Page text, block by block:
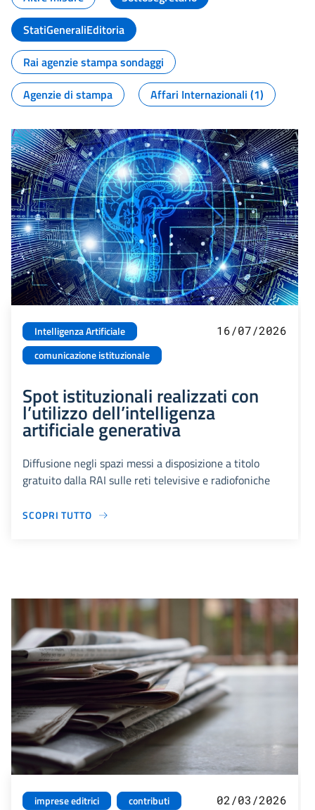
StatiGeneraliEditoria
Rai agenzie stampa sondaggi
Agenzie di stampa
Affari Internazionali (1)
Intelligenza Artificiale
comunicazione istituzionale
16/07/2026
Spot istituzionali realizzati con
l’utilizzo dell’intelligenza
artificiale generativa
Diffusione negli spazi messi a disposizione a titolo
gratuito dalla RAI sulle reti televisive e radiofoniche
SCOPRI TUTTO
imprese editrici contributi 02/03/2026